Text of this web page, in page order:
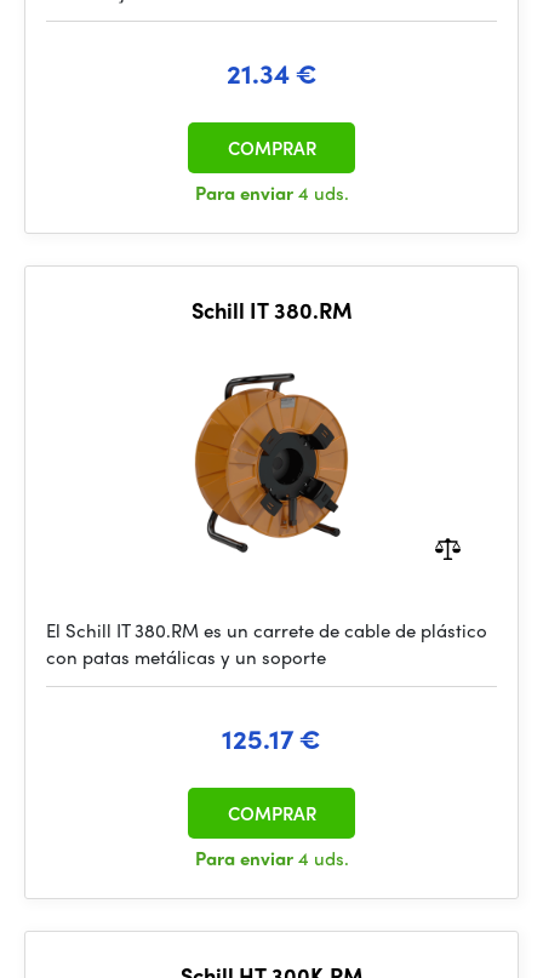
21.34 €
Para enviar4 uds.
COMPRAR
Schill IT 380.RM
El Schill IT 380.RM es un carrete de cable de plástico
con patas metálicas y un soporte
125.17 €
Para enviar4 uds.
COMPRAR